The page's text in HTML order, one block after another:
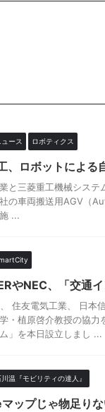
ュース ロボティクス
、ロボットによる
と三菱重工機械シス
の車両搬送用AGV（
...
やNEC、「交通
住友電気工業、 日本
・植原啓介教授の協
」を本日設立しまし ...
温『モビリティの達人』
ップじゃ物足り